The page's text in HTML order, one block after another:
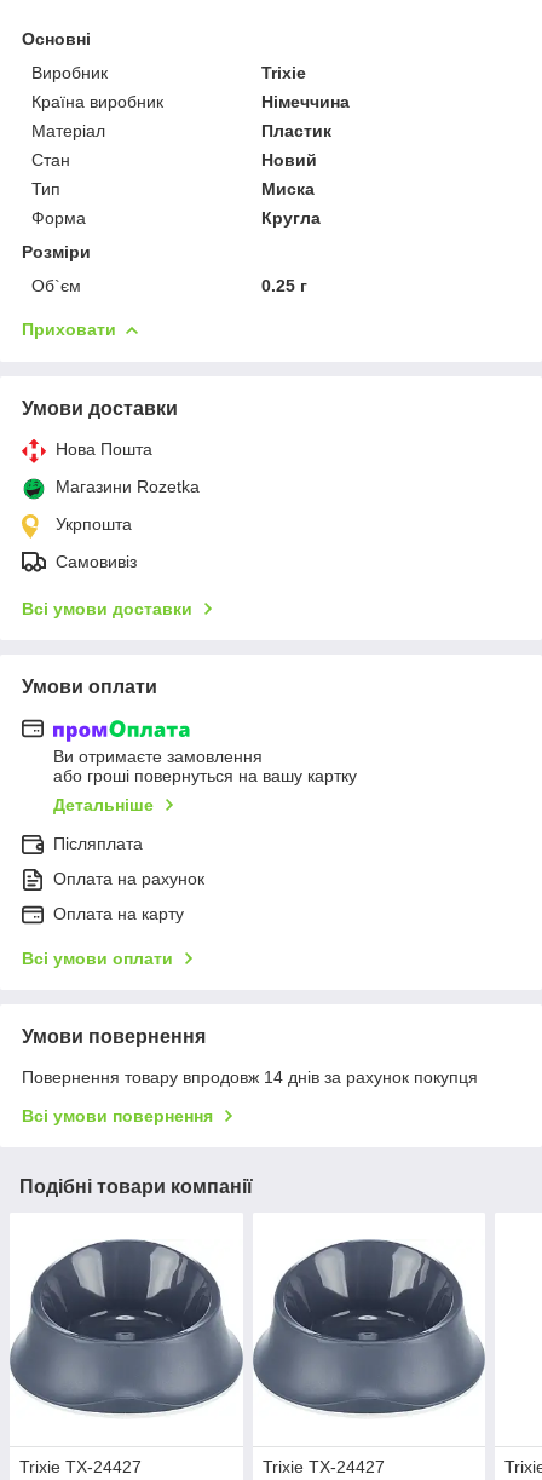
Основні
Виробник
Trixie
Країна виробник
Німеччина
Матеріал
Пластик
Стан
Новий
Тип
Миска
Форма
Кругла
Розміри
Об`єм
0.25 г
Приховати
Умови доставки
Нова Пошта
Магазини Rozetka
Укрпошта
Самовивіз
Всі умови доставки
Умови оплати
Ви отримаєте замовлення
або гроші повернуться на вашу картку
Детальніше
Післяплата
Оплата на рахунок
Оплата на карту
Всі умови оплати
Умови повернення
Повернення товару впродовж 14 днів за рахунок покупця
Всі умови повернення
Подібні товари компанії
Trixie TX-24427
Trixie TX-24427